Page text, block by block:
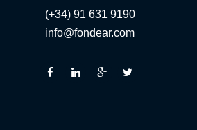
(+34) 91 631 9190
info@fondear.com